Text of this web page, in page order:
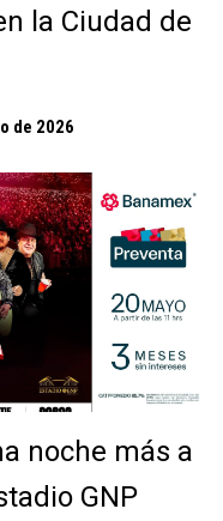
la Ciudad de
de 2026
noche más a
GNP